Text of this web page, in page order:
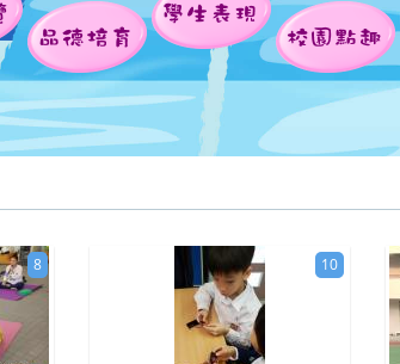
品德培育
學生表現
校園點趣
8 10